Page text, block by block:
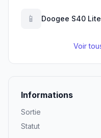
📱 Doogee S40 Lite
Voir
Informations
Sortie
Statut